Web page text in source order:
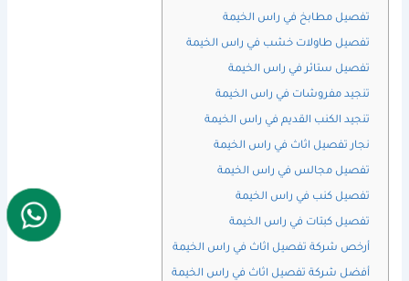
تفصيل مطابخ في راس الخيمة
تفصيل طاولات خشب في راس الخيمة
تفصيل ستائر في راس الخيمة
تنجيد مفروشات في راس الخيمة
تنجيد الكنب القديم في راس الخيمة
نجار تفصيل اثاث في راس الخيمة
تفصيل مجالس في راس الخيمة
تفصيل كنب في راس الخيمة
تفصيل كبتات في راس الخيمة
أرخص شركة تفصيل اثاث في راس الخيمة
أفضل شركة تفصيل اثاث في راس الخيمة